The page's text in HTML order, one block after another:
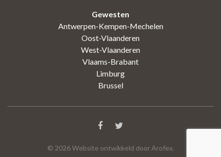
Gewesten
Antwerpen-Kempen-Mechelen
Oost-Vlaanderen
West-Vlaanderen
Vlaams-Brabant
Limburg
Brussel
© 2026Website ontwikkeld door Arofex.